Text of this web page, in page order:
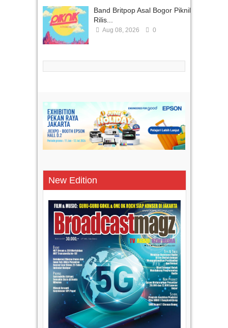
Band Britpop Asal Bogor Piknik
Rilis...
Aug 08, 2026 0
New Edition